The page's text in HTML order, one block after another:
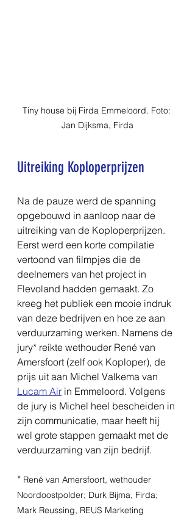
Tiny house bij Firda Emmeloord. Foto:
Jan Dijksma, Firda
Uitreiking Koploperprijzen
Na de pauze werd de spanning
opgebouwd in aanloop naar de
uitreiking van de Koploperprijzen.
Eerst werd een korte compilatie
vertoond van filmpjes die de
deelnemers van het project in
Flevoland hadden gemaakt. Zo
kreeg het publiek een mooie indruk
van deze bedrijven en hoe ze aan
verduurzaming werken. Namens de
jury* reikte wethouder René van
Amersfoort (zelf ook Koploper), de
prijs uit aan Michel Valkema van
Lucam Air in Emmeloord. Volgens
de jury is Michel heel bescheiden in
zijn communicatie, maar heeft hij
wel grote stappen gemaakt met de
verduurzaming van zijn bedrijf.
* René van Amersfoort, wethouder
Noordoostpolder; Durk Bijma, Firda;
Mark Reussing, REUS Marketing